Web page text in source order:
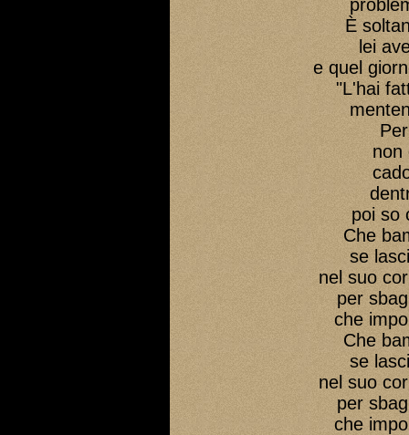
È
lei
e quel
"L'hai
non
poi so
Che
se
nel suo
per
che
Che
se
nel suo
per
che